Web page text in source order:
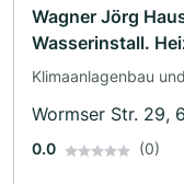
Wagner Jörg
Wasserinstall.
Klimaanlagenbau
Wormser Str. 29,
0.0 (0)